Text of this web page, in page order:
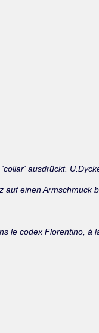
ausdrückt.
einen Armschmuck
le codex Florentino, à